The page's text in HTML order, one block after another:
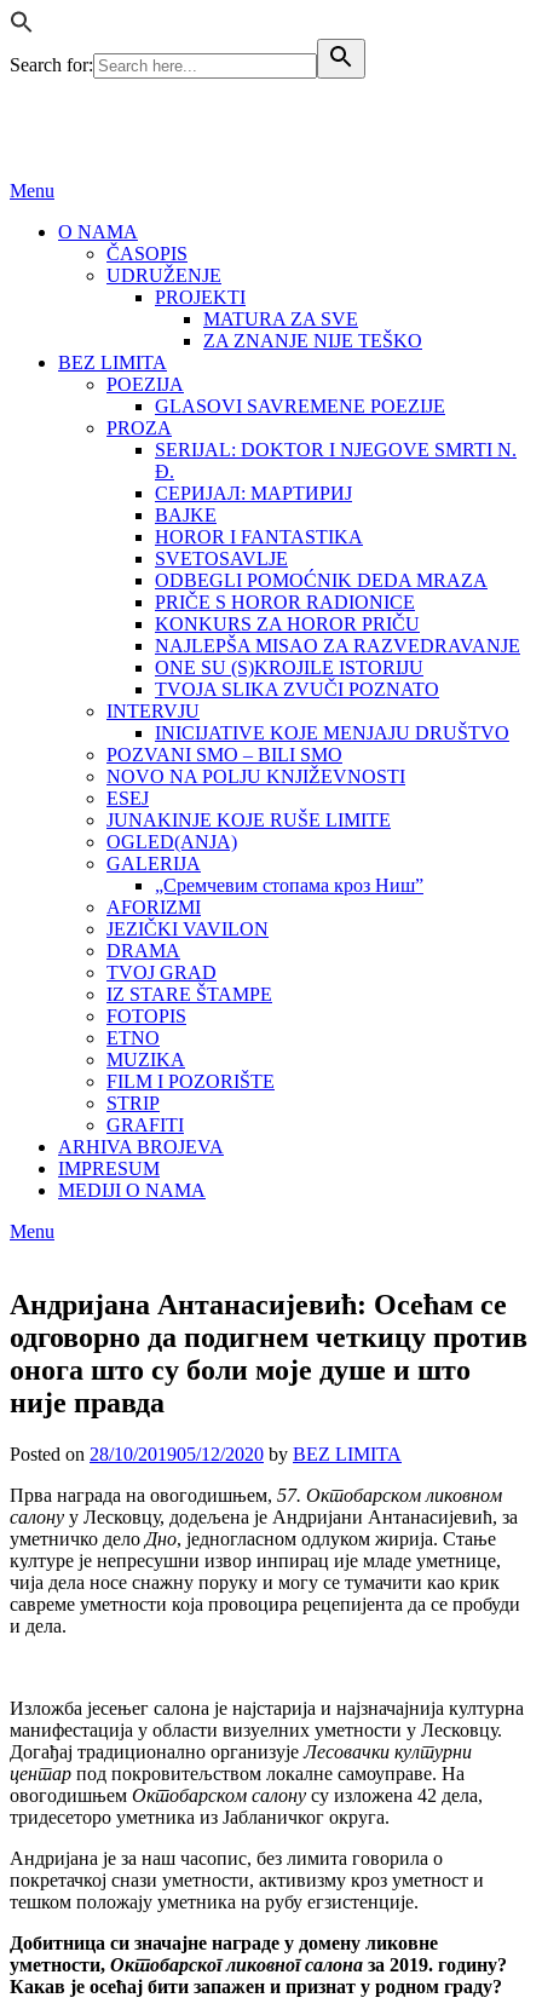
Search for:
Menu
O NAMA
ČASOPIS
UDRUŽENJE
PROJEKTI
MATURA ZA SVE
ZA ZNANJE NIJE TEŠKO
BEZ LIMITA
POEZIJA
GLASOVI SAVREMENE POEZIJE
PROZA
SERIJAL: DOKTOR I NJEGOVE SMRTI N.
Đ.
СЕРИЈАЛ: МАРТИРИЈ
BAJKE
HOROR I FANTASTIKA
SVETOSAVLJE
ODBEGLI POMOĆNIK DEDA MRAZA
PRIČE S HOROR RADIONICE
KONKURS ZA HOROR PRIČU
NAJLEPŠA MISAO ZA RAZVEDRAVANJE
ONE SU (S)KROJILE ISTORIJU
TVOJA SLIKA ZVUČI POZNATO
INTERVJU
INICIJATIVE KOJE MENJAJU DRUŠTVO
POZVANI SMO – BILI SMO
NOVO NA POLJU KNJIŽEVNOSTI
ESEJ
JUNAKINJE KOJE RUŠE LIMITE
OGLED(ANJA)
GALERIJA
„Сремчевим стопама кроз Ниш”
AFORIZMI
JEZIČKI VAVILON
DRAMA
TVOJ GRAD
IZ STARE ŠTAMPE
FOTOPIS
ETNO
MUZIKA
FILM I POZORIŠTE
STRIP
GRAFITI
ARHIVA BROJEVA
IMPRESUM
MEDIJI O NAMA
Menu
Андријана Антанасијевић: Осећам се
одговорно да подигнем четкицу против
онога што су боли моје душе и што
није правда
Posted on 28/10/201905/12/2020 by BEZ LIMITA
Прва награда на овогодишњем, 57. Октобарском ликовном
салону у Лесковцу, додељена је Андријани Антанасијевић, за
уметничко дело Дно, једногласном одлуком жирија. Стање
културе је непресушни извор инпирац ије младе уметнице,
чија дела носе снажну поруку и могу се тумачити као крик
савреме уметности која провоцира рецепијента да се пробуди
и дела.
Изложба јесењег салона је најстарија и најзначајнија културна
манифестација у области визуелних уметности у Лесковцу.
Догађај традиционално организујеЛесовачки културни
центар под покровитељством локалне самоуправе. На
овогодишњем Октобарском салону су изложена 42 дела,
тридесеторо уметника из Јабланичког округа.
Андријана је за наш часопис, без лимита говорила о
покретачкој снази уметности, активизму кроз уметност и
тешком положају уметника на рубу егзистенције.
Добитница си значајне награде у домену ликовне
уметности, Октобарског ликовног салона за 2019. годину?
Какав је осећај бити запажен и признат у родном граду?